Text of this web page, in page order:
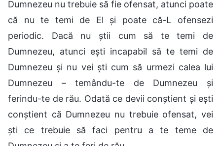
Dumnezeu nu trebuie să fie ofensat, atunci poate
că nu te temi de El și poate că-L ofensezi
periodic. Dacă nu știi cum să te temi de
Dumnezeu, atunci ești incapabil să te temi de
Dumnezeu și nu vei ști cum să urmezi calea lui
Dumnezeu – temându-te de Dumnezeu și
ferindu-te de rău. Odată ce devii conștient și ești
conștient că Dumnezeu nu trebuie ofensat, vei
ști ce trebuie să faci pentru a te teme de